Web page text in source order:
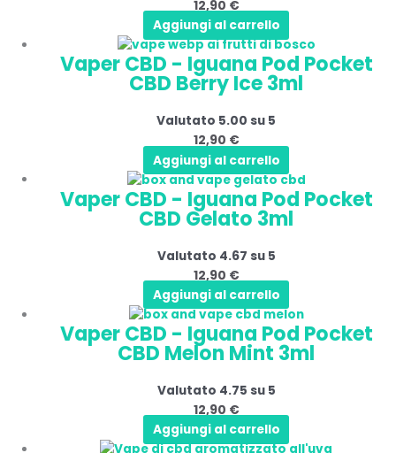
12,90 €
Aggiungi al carrello
Vaper CBD - Iguana Pod Pocket
CBD Berry Ice 3ml
Valutato 5.00 su 5
12,90 €
Aggiungi al carrello
Vaper CBD - Iguana Pod Pocket
CBD Gelato 3ml
Valutato 4.67 su 5
12,90 €
Aggiungi al carrello
Vaper CBD - Iguana Pod Pocket
CBD Melon Mint 3ml
Valutato 4.75 su 5
12,90 €
Aggiungi al carrello